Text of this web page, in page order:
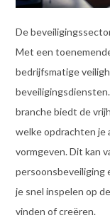
De
Met een
bedrijfsmatige
branche biedt de
welke opdrachten je
vormgeven. Dit kan
persoonsbeveiliging
je snel inspelen op
vinden of creëren.